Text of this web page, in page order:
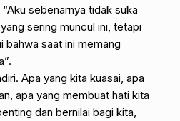
“Aku sebenarnya tidak suka
sering muncul ini, tetapi
bahwa saat ini memang
Apa yang kita kuasai, apa
apa yang membuat hati kita
dan bernilai bagi kita,